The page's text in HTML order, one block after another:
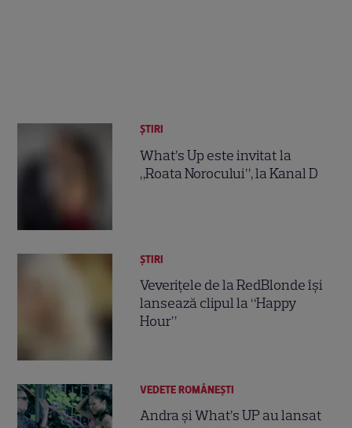
ȘTIRI
What’s Up este invitat la
„Roata Norocului”, la Kanal D
ȘTIRI
Veveriţele de la RedBlonde îşi
lansează clipul la “Happy
Hour”
VEDETE ROMÂNEŞTI
Andra şi What’s UP au lansat